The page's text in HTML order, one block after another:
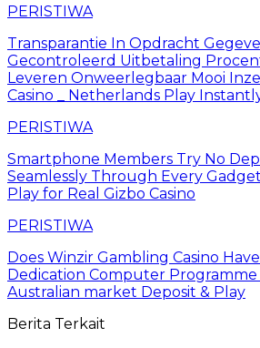
PERISTIWA
Transparantie In Opdracht
Gecontroleerd Uitbetaling
Leveren Onweerlegbaar Mooi
Casino _ Netherlands Play
PERISTIWA
Smartphone Members Try No
Seamlessly Through Every
Play for Real Gizbo Casino
PERISTIWA
Does Winzir Gambling Casino
Dedication Computer Programme
Australian market Deposit & Play
Berita Terkait